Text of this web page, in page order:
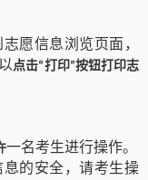
愿信息浏览页面，
点击“打印”按钮打印志
一名考生进行操作。
的安全，请考生操